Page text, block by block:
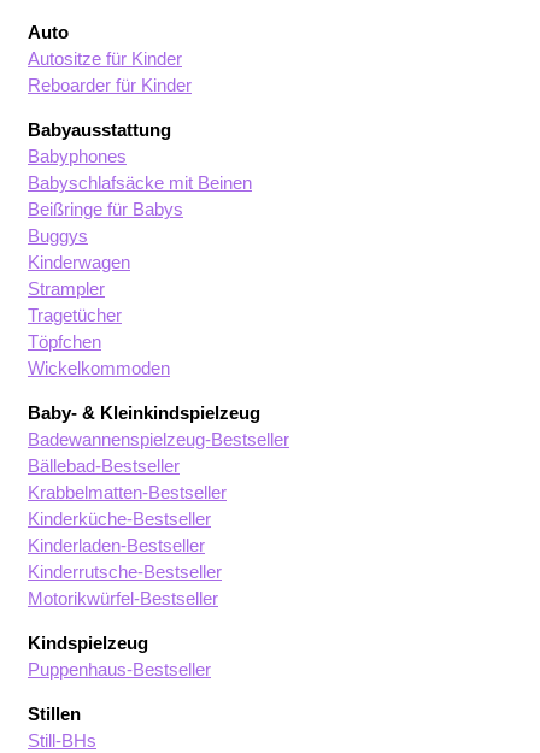
Auto
Autositze für Kinder
Reboarder für Kinder
Babyausstattung
Babyphones
Babyschlafsäcke mit Beinen
Beißringe für Babys
Buggys
Kinderwagen
Strampler
Tragetücher
Töpfchen
Wickelkommoden
Baby- & Kleinkindspielzeug
Badewannenspielzeug-Bestseller
Bällebad-Bestseller
Krabbelmatten-Bestseller
Kinderküche-Bestseller
Kinderladen-Bestseller
Kinderrutsche-Bestseller
Motorikwürfel-Bestseller
Kindspielzeug
Puppenhaus-Bestseller
Stillen
Still-BHs